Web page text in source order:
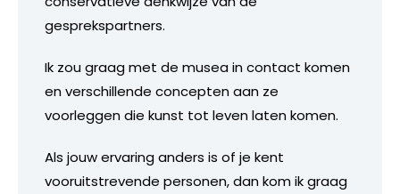
gesprekspartners.
Ik zou graag met de musea in contact komen
en verschillende concepten aan ze
voorleggen die kunst tot leven laten komen.
Als jouw ervaring anders is of je kent
vooruitstrevende personen, dan kom ik graag